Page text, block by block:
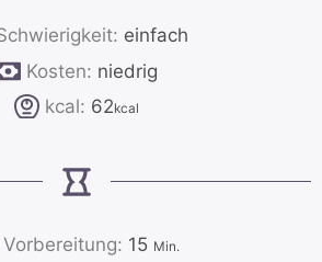
einfach
Kosten: niedrig
kcal: 62kcal
Vorbereitung: 15Minuten
Min.